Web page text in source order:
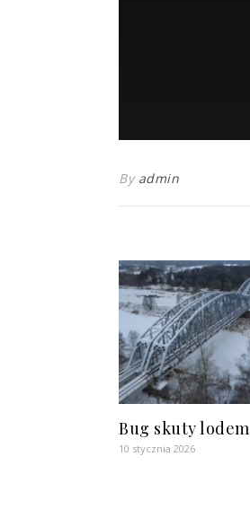
By admin
Bug skuty lodem
10 stycznia 2026